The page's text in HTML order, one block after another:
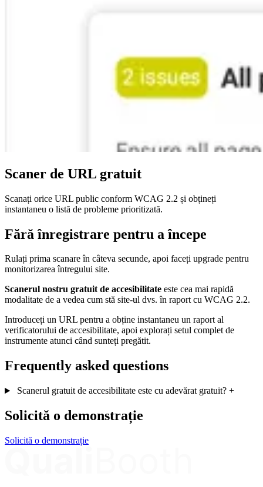
Scaner de URL gratuit
Scanați orice URL public conform WCAG 2.2 și obțineți
instantaneu o listă de probleme prioritizată.
Fără înregistrare pentru a începe
Rulați prima scanare în câteva secunde, apoi faceți upgrade pentru
monitorizarea întregului site.
Scanerul nostru gratuit de accesibilitate este cea mai rapidă
modalitate de a vedea cum stă site-ul dvs. în raport cu WCAG 2.2.
Introduceți un URL pentru a obține instantaneu un raport al
verificatorului de accesibilitate, apoi explorați setul complet de
instrumente atunci când sunteți pregătit.
Frequently asked questions
Scanerul gratuit de accesibilitate este cu adevărat gratuit? +
Solicită o demonstrație
Solicită o demonstrație